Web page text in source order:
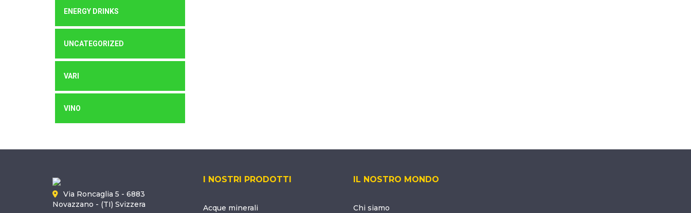
ENERGY DRINKS
UNCATEGORIZED
VARI
VINO
Via Roncaglia 5 - 6883
Novazzano - (TI) Svizzera
I NOSTRI PRODOTTI
Acque minerali
IL NOSTRO MONDO
Chi siamo